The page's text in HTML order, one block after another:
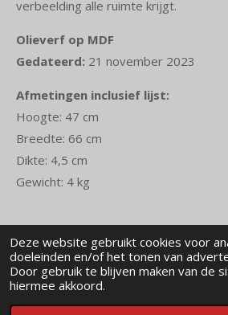
Deze website gebruikt cookies voor
doeleinden en/of het tonen van
Door gebruik te blijven maken van de
hiermee akkoord.
verbeelding alle ruimte krijgt.
Olieverf op MDF
Gedateerd: 21 november 2023
Afmetingen inclusief lijst:
Hoogte: 47 cm
Breedte: 66 cm
Dikte: 4,5 cm
Gewicht: 4 kg
© 2023 - 2026 Robert van den Herik